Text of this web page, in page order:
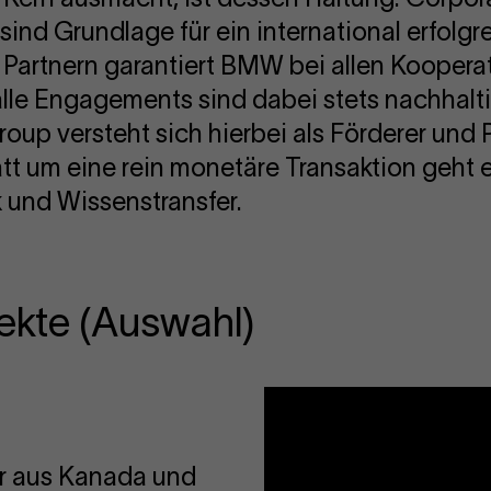
Grundlage für ein international
garantiert BMW bei allen
Engagements sind dabei stets
versteht sich hierbei als Förderer und
um eine rein monetäre Transaktion geht
Wissenstransfer.
(Auswahl)
aus Kanada und